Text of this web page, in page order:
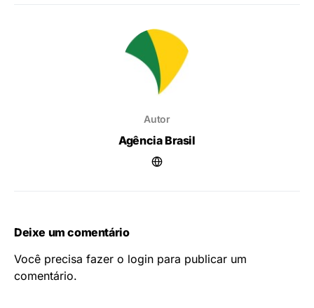
Autor
Agência Brasil
Deixe um comentário
Você precisa fazer o login para publicar um
comentário.